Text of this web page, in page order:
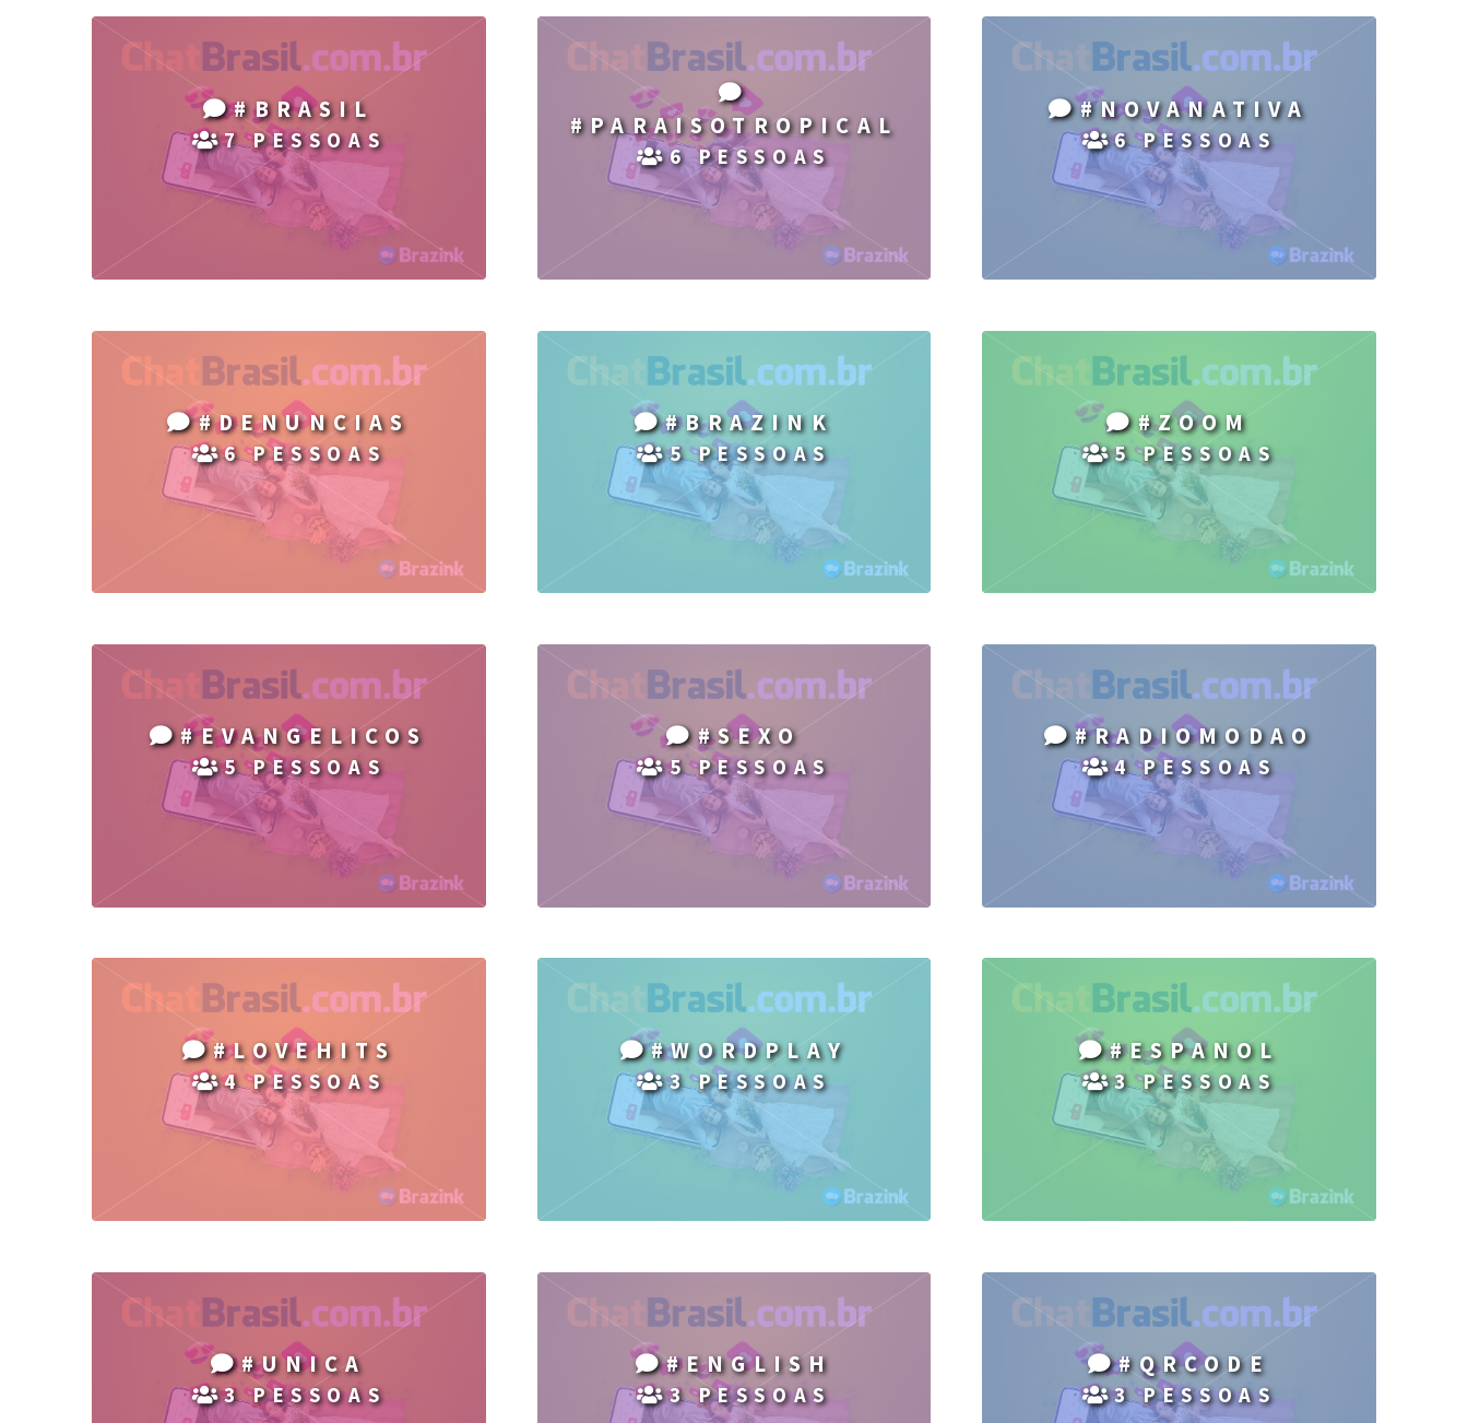
#BRASIL
7 PESSOAS
#PARAISOTROPICAL
6 PESSOAS
#NOVANATIVA
6 PESSOAS
#DENUNCIAS
6 PESSOAS
#BRAZINK
5 PESSOAS
#ZOOM
5 PESSOAS
#EVANGELICOS
5 PESSOAS
#SEXO
5 PESSOAS
#RADIOMODAO
4 PESSOAS
#LOVEHITS
4 PESSOAS
#WORDPLAY
3 PESSOAS
#ESPANOL
3 PESSOAS
#UNICA
3 PESSOAS
#ENGLISH
3 PESSOAS
#QRCODE
3 PESSOAS